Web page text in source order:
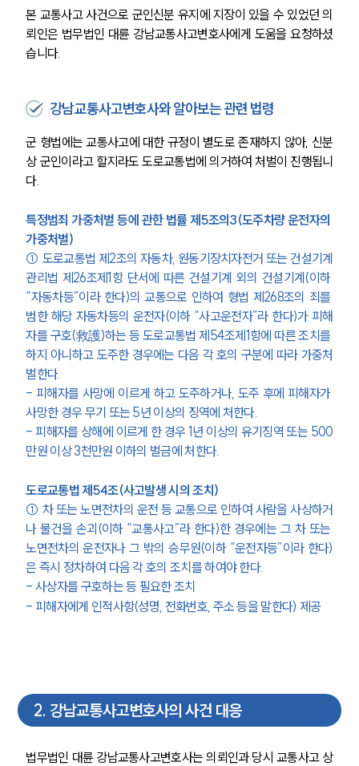
본 교통사고 사건으로 군인신분 유지에 지장이 있을 수 있었던 의
뢰인은 법무법인 대륜 강남교통사고변호사에게 도움을 요청하셨
습니다.
강남교통사고변호사와 알아보는 관련 법령
군 형법에는 교통사고에 대한 규정이 별도로 존재하지 않아, 신분
상 군인이라고 할지라도 도로교통법에 의거하여 처벌이 진행됩니
다.
특정범죄 가중처벌 등에 관한 법률 제5조의3(도주차량 운전자의
가중처벌)
① 도로교통법 제2조의 자동차, 원동기장치자전거 또는 건설기계
관리법 제26조제1항 단서에 따른 건설기계 외의 건설기계(이하
“자동차등”이라 한다)의 교통으로 인하여 형법 제268조의 죄를
범한 해당 자동차등의 운전자(이하 “사고운전자”라 한다)가 피해
자를 구호(救護)하는 등 도로교통법 제54조제1항에 따른 조치를
하지 아니하고 도주한 경우에는 다음 각 호의 구분에 따라 가중처
벌한다.
- 피해자를 사망에 이르게 하고 도주하거나, 도주 후에 피해자가
사망한 경우 무기 또는 5년 이상의 징역에 처한다.
- 피해자를 상해에 이르게 한 경우 1년 이상의 유기징역 또는 500
만원 이상 3천만원 이하의 벌금에 처한다.
도로교통법 제54조(사고발생 시의 조치)
① 차 또는 노면전차의 운전 등 교통으로 인하여 사람을 사상하거
나 물건을 손괴(이하 “교통사고”라 한다)한 경우에는 그 차 또는
노면전차의 운전자나 그 밖의 승무원(이하 “운전자등”이라 한다)
은 즉시 정차하여 다음 각 호의 조치를 하여야 한다.
- 사상자를 구호하는 등 필요한 조치
- 피해자에게 인적사항(성명, 전화번호, 주소 등을 말한다) 제공
2. 강남교통사고변호사의 사건 대응
법무법인 대륜 강남교통사고변호사는 의뢰인과 당시 교통사고 상